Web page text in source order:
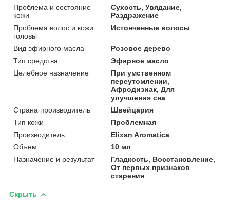
Проблема и состояние
кожи
Сухость, Увядание,
Раздражение
Проблема волос и кожи
головы
Истонченные волосы
Вид эфирного масла
Розовое дерево
Тип средства
Эфирное масло
Целебное назначение
При умственном
переутомлении,
Афродизиак, Для
улучшения сна
Страна производитель
Швейцария
Тип кожи
Проблемная
Производитель
Elixan Aromatica
Объем
10 мл
Назначение и результат
Гладкость, Восстановление,
От первых признаков
старения
Скрыть